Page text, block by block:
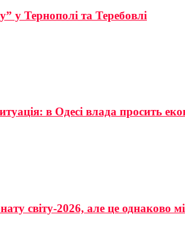
у Тернополі та Теребовлі
в Одесі влада просить
світу-2026, але це